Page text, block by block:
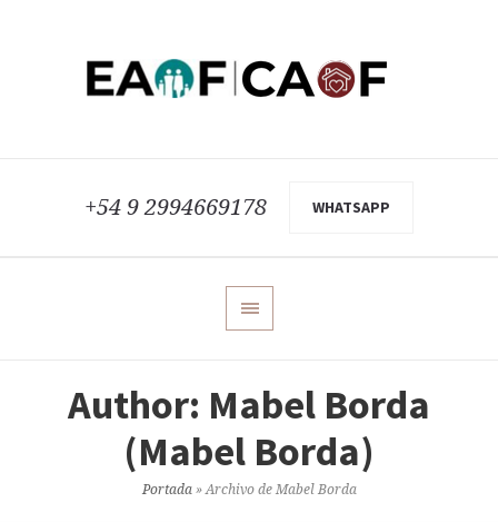
+54 9 2994669178 WHATSAPP
Author: Mabel Borda
(Mabel Borda)
Portada»Archivo de Mabel Borda